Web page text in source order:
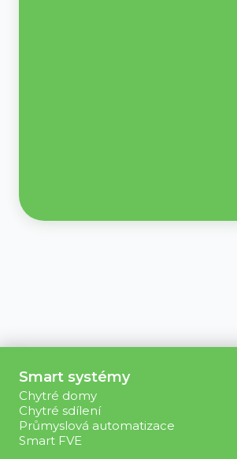
Smart systémy
Chytré domy
Chytré sdílení
Průmyslová automatizace
Smart FVE